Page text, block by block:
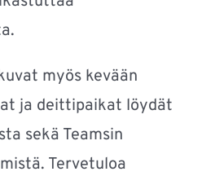
.
myös kevään
ja deittipaikat löydät
sekä Teamsin
Tervetuloa